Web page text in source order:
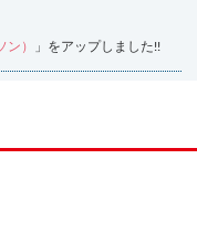
） 」をアップしました!!